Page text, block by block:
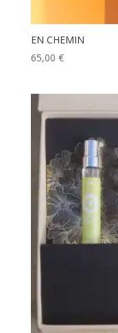
EN CHEMIN
65,00 €